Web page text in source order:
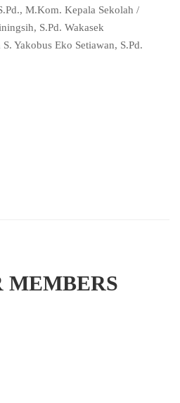
M.Kom. Kepala Sekolah /
S.Pd. Wakasek
Yakobus Eko Setiawan, S.Pd.
MEMBERS